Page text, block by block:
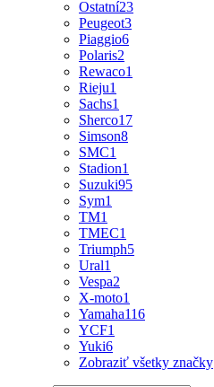
Ostatní23
Peugeot3
Piaggio6
Polaris2
Rewaco1
Rieju1
Sachs1
Sherco17
Simson8
SMC1
Stadion1
Suzuki95
Sym1
TM1
TMEC1
Triumph5
Ural1
Vespa2
X-moto1
Yamaha116
YCF1
Yuki6
Zobraziť všetky značky